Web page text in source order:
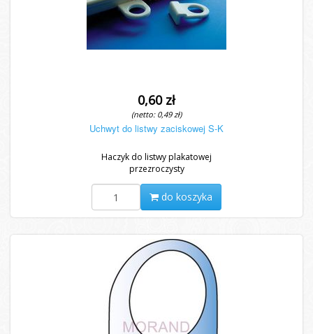
0,60 zł
(netto: 0,49 zł)
Uchwyt do listwy zaciskowej S-K
Haczyk do listwy plakatowej
przezroczysty
do koszyka